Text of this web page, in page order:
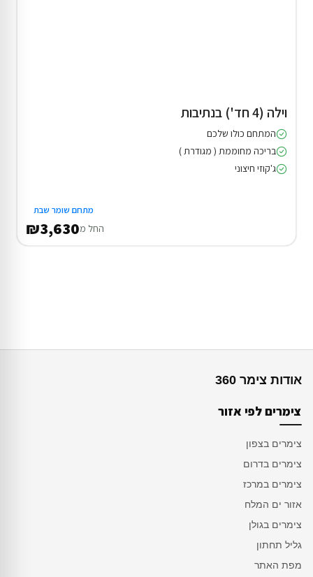
וילה (4 חד') בנתיבות
המתחם כולו שלכם
בריכה מחוממת ( מגודרת )
ג'קוזי חיצוני
מתחם שומר שבת
החל מ₪3,630
אודות צימר 360
צימרים לפי אזור
צימרים בצפון
צימרים בדרום
צימרים במרכז
אזור ים המלח
צימרים בגולן
גליל תחתון
מפת האתר